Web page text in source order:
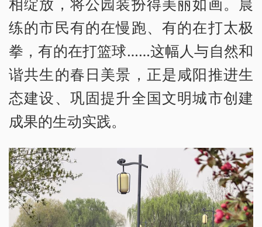
练的市民有的在慢跑、有的在打太极
拳，有的在打篮球……这幅人与自然和
谐共生的春日美景，正是咸阳推进生
态建设、巩固提升全国文明城市创建
成果的生动实践。